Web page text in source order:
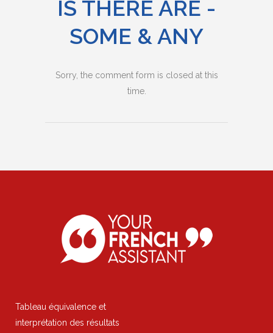
IS THERE ARE -
SOME & ANY
Sorry, the comment form is closed at this
time.
Tableau équivalence et
interprétation des résultats